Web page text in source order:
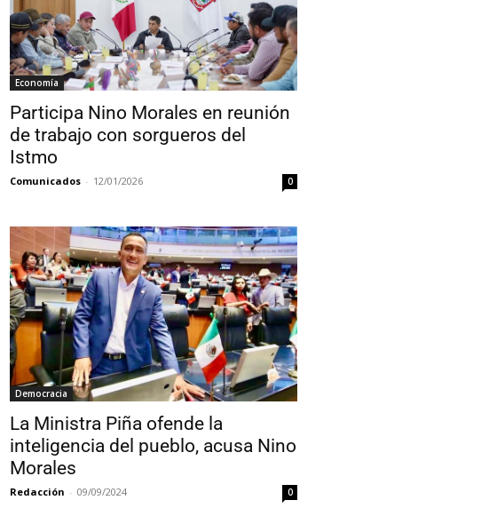
Economía
Participa Nino Morales en reunión
de trabajo con sorgueros del
Istmo
Comunicados - 12/01/2026 0
Democracia
La Ministra Piña ofende la
inteligencia del pueblo, acusa Nino
Morales
Redacción - 09/09/2024 0